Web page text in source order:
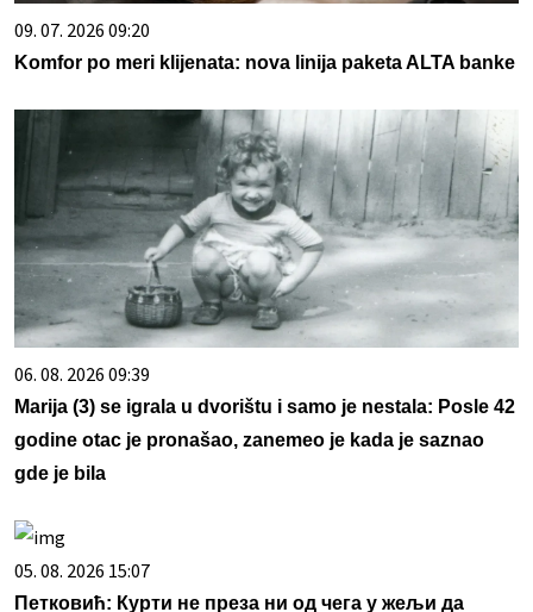
09. 07. 2026 09:20
Komfor po meri klijenata: nova linija paketa ALTA banke
06. 08. 2026 09:39
Marija (3) se igrala u dvorištu i samo je nestala: Posle 42
godine otac je pronašao, zanemeo je kada je saznao
gde je bila
05. 08. 2026 15:07
Петковић: Курти не преза ни од чега у жељи да